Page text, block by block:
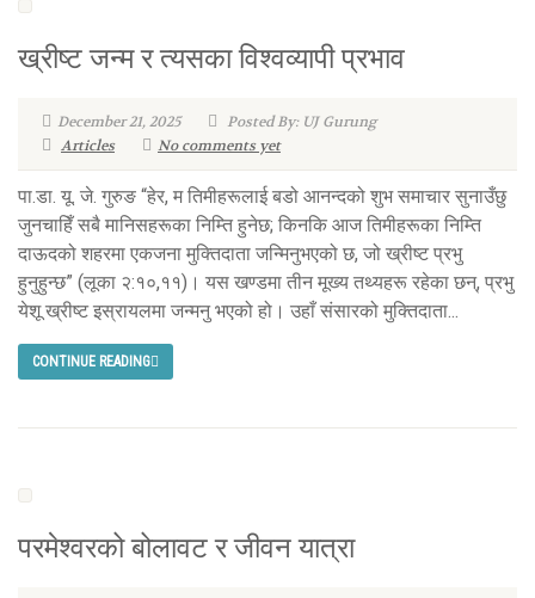
ख्रीष्ट जन्म र त्यसका विश्वव्यापी प्रभाव
December 21, 2025
Posted By: UJ Gurung
Articles
No comments yet
पा.डा. यू. जे. गुरुङ “हेर, म तिमीहरूलाई बडो आनन्दको शुभ समाचार सुनाउँछु
जुनचाहिँ सबै मानिसहरूका निम्ति हुनेछ; किनकि आज तिमीहरूका निम्ति
दाऊदको शहरमा एकजना मुक्तिदाता जन्मिनुभएको छ, जो ख्रीष्ट प्रभु
हुनुहुन्छ” (लूका २:१०,११)। यस खण्डमा तीन मूख्य तथ्यहरू रहेका छन्, प्रभु
येशू ख्रीष्ट इस्रायलमा जन्मनु भएको हो। उहाँ संसारको मुक्तिदाता...
CONTINUE READING
परमेश्वरको बोलावट र जीवन यात्रा